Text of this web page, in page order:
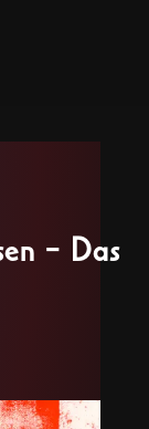
– Das